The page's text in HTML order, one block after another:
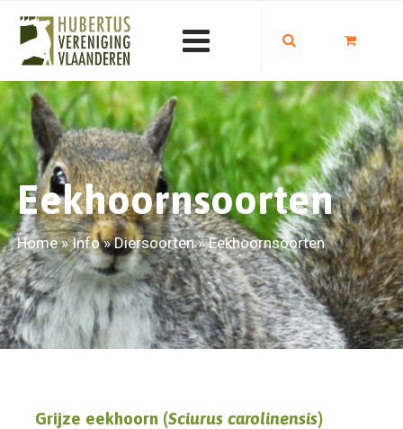
Eekhoornsoorten
Home»Info»Diersoorten»Eekhoornsoorten
Grijze eekhoorn (Sciurus carolinensis)